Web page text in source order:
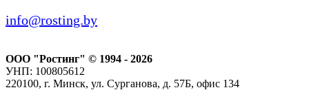
info@rosting.by
ООО "Ростинг" © 1994 - 2026
УНП: 100805612
220100, г. Минск, ул. Сурганова, д. 57Б, офис 134